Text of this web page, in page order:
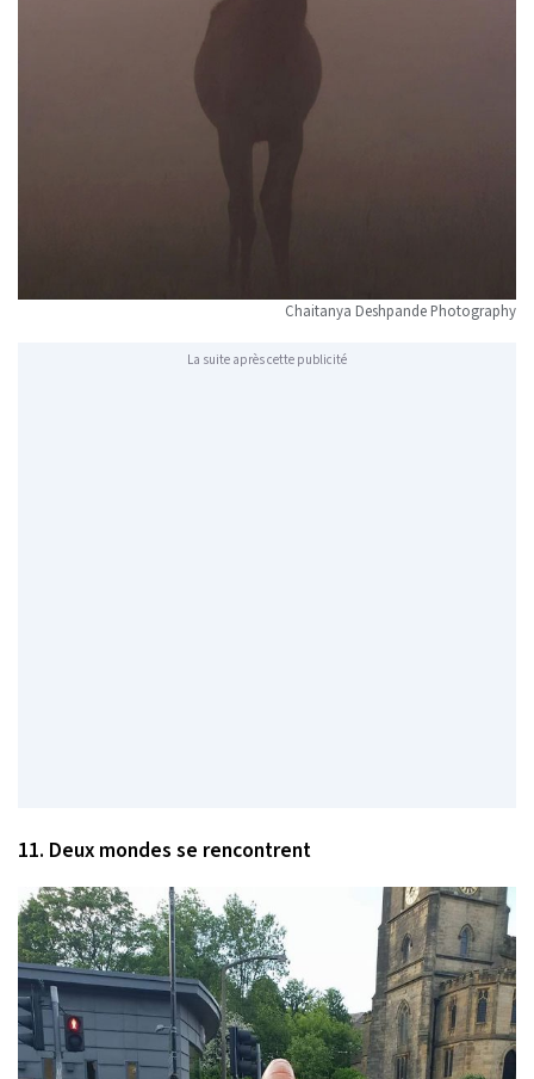
Chaitanya Deshpande Photography
La suite après cette publicité
11. Deux mondes se rencontrent